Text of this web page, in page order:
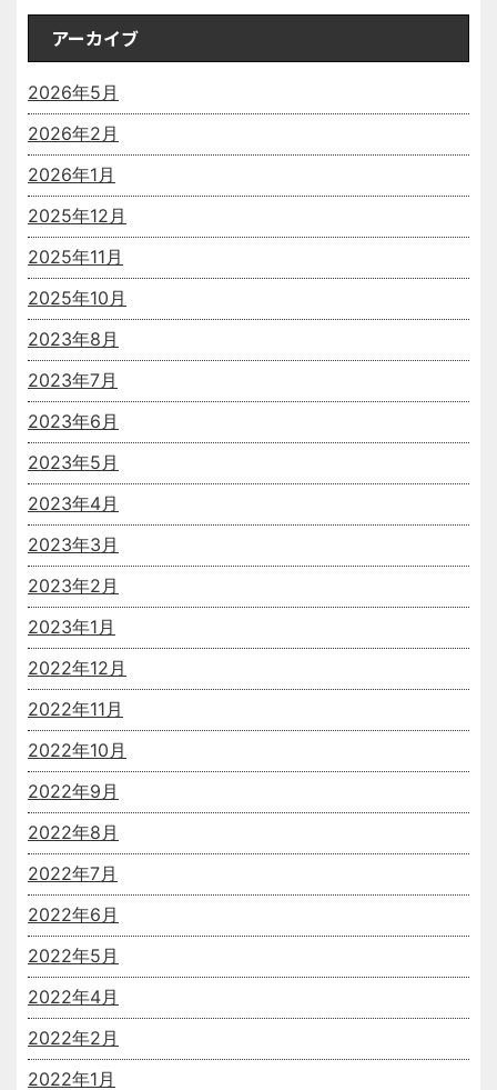
アーカイブ
2026年5月
2026年2月
2026年1月
2025年12月
2025年11月
2025年10月
2023年8月
2023年7月
2023年6月
2023年5月
2023年4月
2023年3月
2023年2月
2023年1月
2022年12月
2022年11月
2022年10月
2022年9月
2022年8月
2022年7月
2022年6月
2022年5月
2022年4月
2022年2月
2022年1月